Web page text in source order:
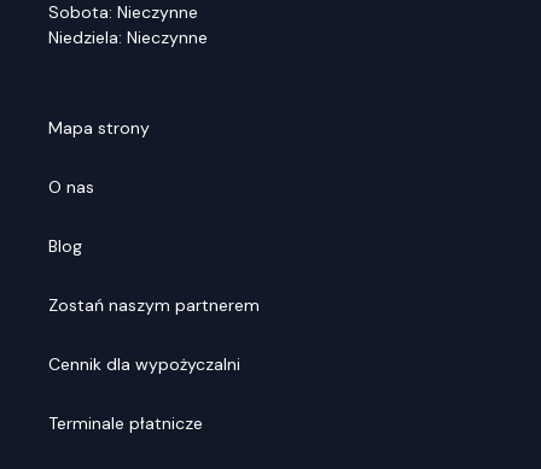
Sobota: Nieczynne
Niedziela: Nieczynne
Mapa strony
O nas
Blog
Zostań naszym partnerem
Cennik dla wypożyczalni
Terminale płatnicze